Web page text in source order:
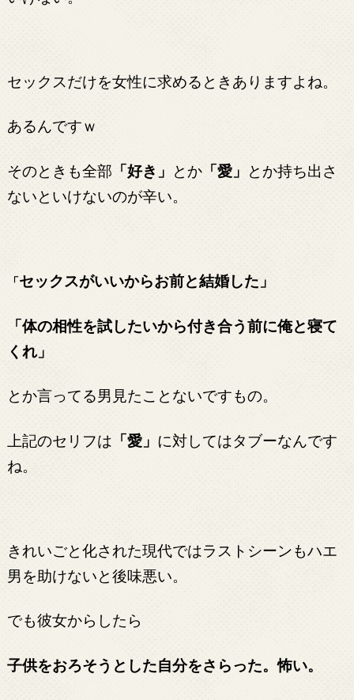
セックスだけを女性に求めるときありますよね。
あるんですｗ
そのときも全部 「好き」 とか「愛」 とか持ち出さ
ないといけないのが辛い。
「セックスがいいからお前と結婚した」
「体の相性を試したいから付き合う前に俺と寝て
くれ」
とか言ってる男見たことないですもの。
上記のセリフは 「愛」 に対してはタブーなんです
ね。
きれいごと化された現代ではラストシーンもハエ
男を助けないと後味悪い。
でも彼女からしたら
子供をおろそうとした自分をさらった。怖い。